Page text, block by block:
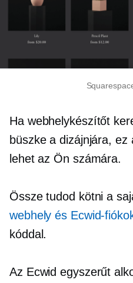
Ha webhelykészítőt
büszke a dizájnjára, ez
lehet az Ön számára.
Össze tudod kötni a
webhely és Ecwid-
kóddal.
Az Ecwid egyszerűt